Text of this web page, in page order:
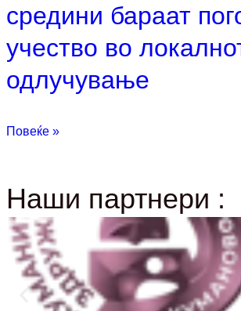
средини бараат
учество во
одлучување
Повеќе »
Наши партнери :